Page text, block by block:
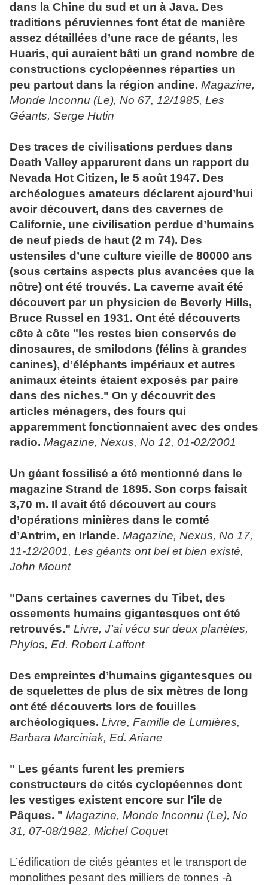
dans la Chine du sud et un à Java. Des
traditions péruviennes font état de manière
assez détaillées d’une race de géants, les
Huaris, qui auraient bâti un grand nombre de
constructions cyclopéennes réparties un
peu partout dans la région andine. Magazine,
Monde Inconnu (Le), No 67, 12/1985, Les
Géants, Serge Hutin
Des traces de civilisations perdues dans
Death Valley apparurent dans un rapport du
Nevada Hot Citizen, le 5 août 1947. Des
archéologues amateurs déclarent ajourd’hui
avoir découvert, dans des cavernes de
Californie, une civilisation perdue d’humains
de neuf pieds de haut (2 m 74). Des
ustensiles d’une culture vieille de 80000 ans
(sous certains aspects plus avancées que la
nôtre) ont été trouvés. La caverne avait été
découvert par un physicien de Beverly Hills,
Bruce Russel en 1931. Ont été découverts
côte à côte "les restes bien conservés de
dinosaures, de smilodons (félins à grandes
canines), d’éléphants impériaux et autres
animaux éteints étaient exposés par paire
dans des niches." On y découvrit des
articles ménagers, des fours qui
apparemment fonctionnaient avec des ondes
radio. Magazine, Nexus, No 12, 01-02/2001
Un géant fossilisé a été mentionné dans le
magazine Strand de 1895. Son corps faisait
3,70 m. Il avait été découvert au cours
d’opérations minières dans le comté
d’Antrim, en Irlande. Magazine, Nexus, No 17,
11-12/2001, Les géants ont bel et bien existé,
John Mount
"Dans certaines cavernes du Tibet, des
ossements humains gigantesques ont été
retrouvés." Livre, J’ai vécu sur deux planètes,
Phylos, Ed. Robert Laffont
Des empreintes d’humains gigantesques ou
de squelettes de plus de six mètres de long
ont été découverts lors de fouilles
archéologiques. Livre, Famille de Lumières,
Barbara Marciniak, Ed. Ariane
" Les géants furent les premiers
constructeurs de cités cyclopéennes dont
les vestiges existent encore sur l’île de
Pâques. " Magazine, Monde Inconnu (Le), No
31, 07-08/1982, Michel Coquet
L’édification de cités géantes et le transport de
monolithes pesant des milliers de tonnes -à